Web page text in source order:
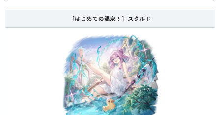
［はじめての温泉！］スクルド